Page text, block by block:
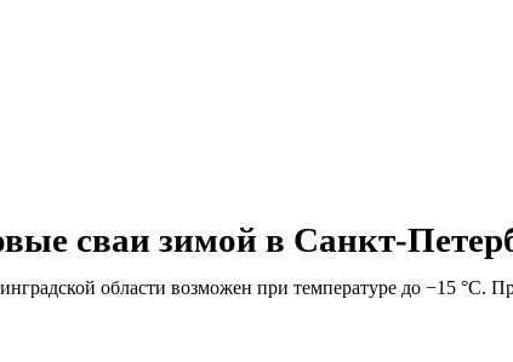
сваи зимой в Санкт-
области возможен при температуре до −15 °C.